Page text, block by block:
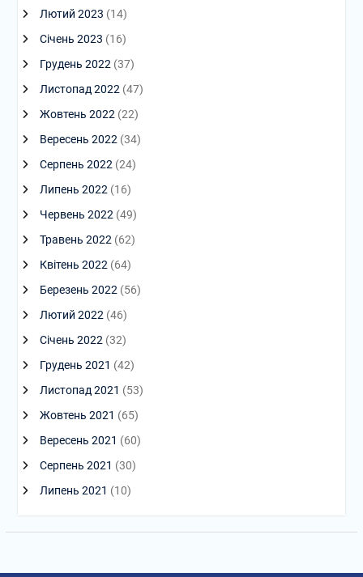
Лютий 2023 (14)
Січень 2023 (16)
Грудень 2022 (37)
Листопад 2022 (47)
Жовтень 2022 (22)
Вересень 2022 (34)
Серпень 2022 (24)
Липень 2022 (16)
Червень 2022 (49)
Травень 2022 (62)
Квітень 2022 (64)
Березень 2022 (56)
Лютий 2022 (46)
Січень 2022 (32)
Грудень 2021 (42)
Листопад 2021 (53)
Жовтень 2021 (65)
Вересень 2021 (60)
Серпень 2021 (30)
Липень 2021 (10)